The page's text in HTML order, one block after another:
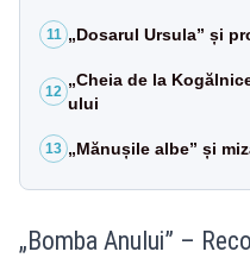
11 „Dosarul Ursula” și
12
„Cheia de la
ului
13 „Mănușile albe” și
„Bomba Anului” –